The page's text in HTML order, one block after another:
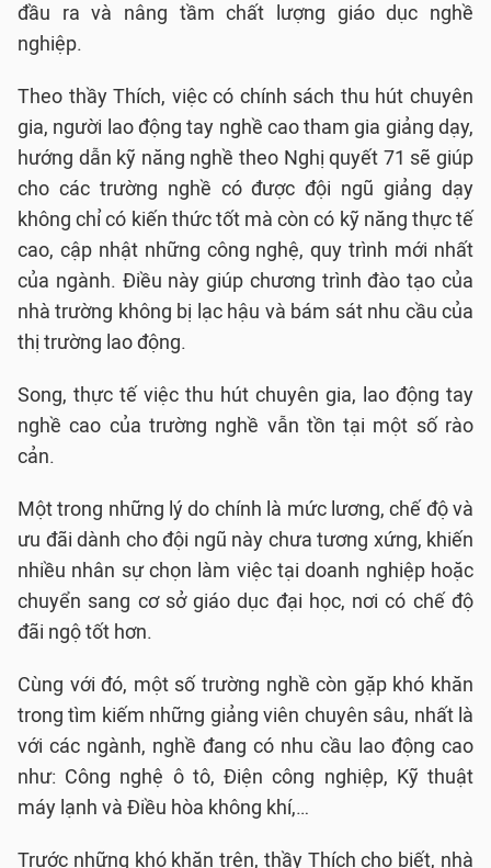
đầu ra và nâng tầm chất lượng giáo dục nghề
nghiệp.
Theo thầy Thích, việc có chính sách thu hút chuyên
gia, người lao động tay nghề cao tham gia giảng dạy,
hướng dẫn kỹ năng nghề theo Nghị quyết 71 sẽ giúp
cho các trường nghề có được đội ngũ giảng dạy
không chỉ có kiến thức tốt mà còn có kỹ năng thực tế
cao, cập nhật những công nghệ, quy trình mới nhất
của ngành. Điều này giúp chương trình đào tạo của
nhà trường không bị lạc hậu và bám sát nhu cầu của
thị trường lao động.
Song, thực tế việc thu hút chuyên gia, lao động tay
nghề cao của trường nghề vẫn tồn tại một số rào
cản.
Một trong những lý do chính là mức lương, chế độ và
ưu đãi dành cho đội ngũ này chưa tương xứng, khiến
nhiều nhân sự chọn làm việc tại doanh nghiệp hoặc
chuyển sang cơ sở giáo dục đại học, nơi có chế độ
đãi ngộ tốt hơn.
Cùng với đó, một số trường nghề còn gặp khó khăn
trong tìm kiếm những giảng viên chuyên sâu, nhất là
với các ngành, nghề đang có nhu cầu lao động cao
như: Công nghệ ô tô, Điện công nghiệp, Kỹ thuật
máy lạnh và Điều hòa không khí,…
Trước những khó khăn trên, thầy Thích cho biết, nhà